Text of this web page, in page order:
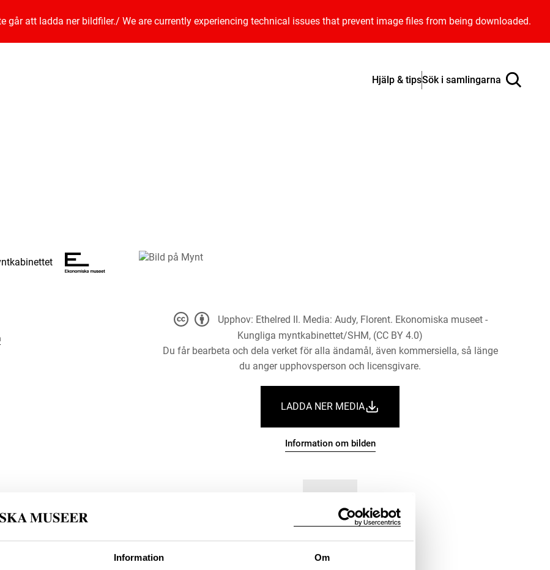
Information Om
går att ladda ner bildfiler./ We are currently experiencing technical issues that prevent image files from being downloaded.
Hjälp & tipsSök i samlingarna
myntkabinettet funna i
Bror Emil)
Upphov: Ethelred II. Media: Audy, Florent. Ekonomiska museet -
Kungliga myntkabinettet/SHM, (CC BY 4.0)
Du får bearbeta och dela verket för alla ändamål, även kommersiella, så länge
du anger upphovsperson och licensgivare.
LADDA NER MEDIA
Information om bilden